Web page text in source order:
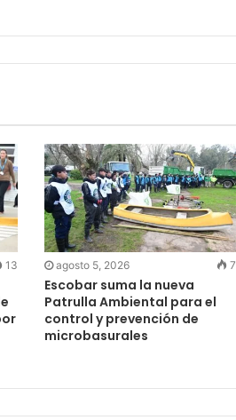
13 agosto 5, 2026 7
Escobar suma la nueva
Patrulla Ambiental para el
control y prevención de
microbasurales